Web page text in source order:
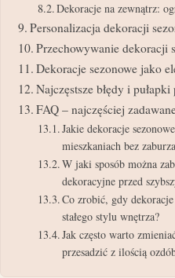
Dekoracje na zewnątrz:
Personalizacja dekoracji
Przechowywanie dekoracji
Dekoracje sezonowe jako
Najczęstsze błędy i
FAQ – najczęściej
Jakie dekoracje
mieszkaniach bez
W jaki sposób można
dekoracyjne przed
Co zrobić, gdy
stałego stylu wnętrza?
Jak często warto
przesadzić z ilością